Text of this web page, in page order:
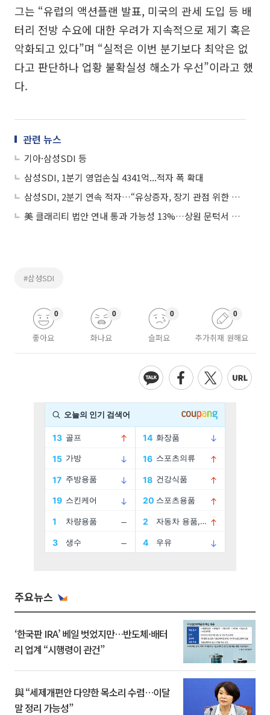
그는 “유럽의 액션플랜 발표, 미국의 관세 도입 등 배
터리 전방 수요에 대한 우려가 지속적으로 제기 혹은
악화되고 있다”며 “실적은 이번 분기보다 최악은 없
다고 판단하나 업황 불확실성 해소가 우선”이라고 했
다.
관련 뉴스
기아·삼성SDI 등
삼성SDI, 1분기 영업손실 4341억...적자 폭 확대
삼성SDI, 2분기 연속 적자…“유상증자, 장기 관점 위한 투자”
美 클래리티 법안 연내 통과 가능성 13%…상원 문턱서 제동
#삼성SDI
좋아요
0
화나요
0
슬퍼요
0
추가취재 원해요
0
주요뉴스
‘한국판 IRA’ 베일 벗었지만…반도체·배터
리 업계 “시행령이 관건”
與 “세제개편안 다양한 목소리 수렴…이달
말 정리 가능성”